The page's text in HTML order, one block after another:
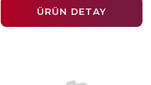
ÜRÜN DETAY